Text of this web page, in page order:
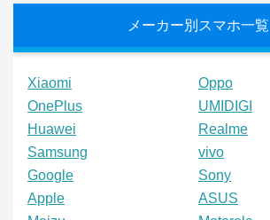
メーカー別スマホ一覧
Xiaomi
Oppo
OnePlus
UMIDIGI
Huawei
Realme
Samsung
vivo
Google
Sony
Apple
ASUS